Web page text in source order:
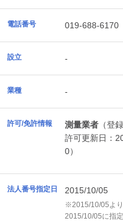
電話番号 019-688-6170
設立 -
業種 -
許可/免許情報 測量業者 （登
許可更新日：
0）
法人番号指定日 2015/10/05
※2015/10/05よ
2015/10/05に指